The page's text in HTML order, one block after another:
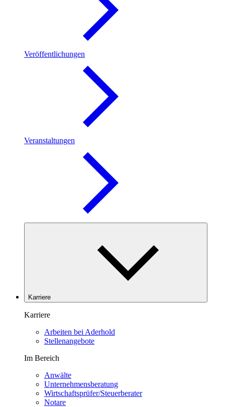
Veröffentlichungen
Veranstaltungen
Karriere
Karriere
Arbeiten bei Aderhold
Stellenangebote
Im Bereich
Anwälte
Unternehmensberatung
Wirtschaftsprüfer/Steuerberater
Notare